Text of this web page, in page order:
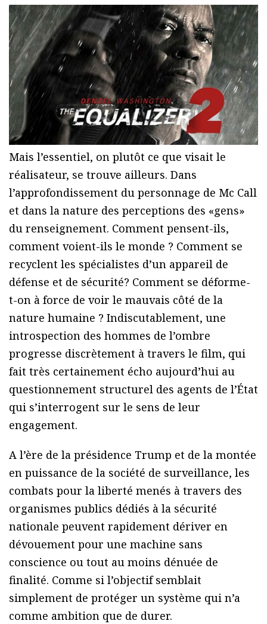
Mais l’essentiel, on plutôt ce que visait le
réalisateur, se trouve ailleurs. Dans
l’approfondissement du personnage de Mc Call
et dans la nature des perceptions des «gens»
du renseignement. Comment pensent-ils,
comment voient-ils le monde ? Comment se
recyclent les spécialistes d’un appareil de
défense et de sécurité? Comment se déforme-
t-on à force de voir le mauvais côté de la
nature humaine ? Indiscutablement, une
introspection des hommes de l’ombre
progresse discrètement à travers le film, qui
fait très certainement écho aujourd’hui au
questionnement structurel des agents de l’État
qui s’interrogent sur le sens de leur
engagement.
A l’ère de la présidence Trump et de la montée
en puissance de la société de surveillance, les
combats pour la liberté menés à travers des
organismes publics dédiés à la sécurité
nationale peuvent rapidement dériver en
dévouement pour une machine sans
conscience ou tout au moins dénuée de
finalité. Comme si l’objectif semblait
simplement de protéger un système qui n’a
comme ambition que de durer.